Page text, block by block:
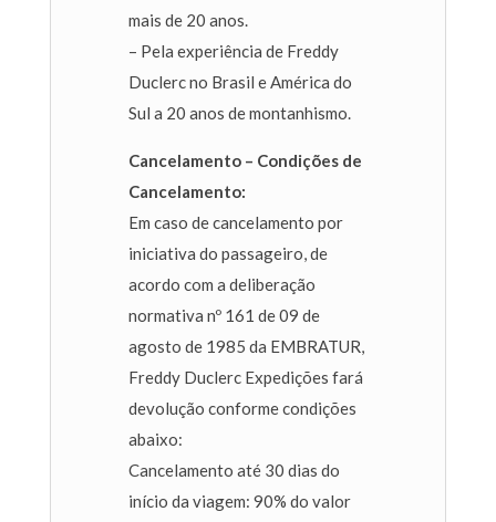
mais de 20 anos.
– Pela experiência de Freddy
Duclerc no Brasil e América do
Sul a 20 anos de montanhismo.
Cancelamento – Condições de
Cancelamento:
Em caso de cancelamento por
iniciativa do passageiro, de
acordo com a deliberação
normativa nº 161 de 09 de
agosto de 1985 da EMBRATUR,
Freddy Duclerc Expedições fará
devolução conforme condições
abaixo:
Cancelamento até 30 dias do
início da viagem: 90% do valor